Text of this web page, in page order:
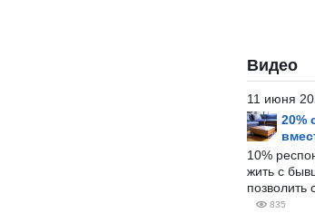
Видео
11 июня
20%
10%
жить с
позволить
835